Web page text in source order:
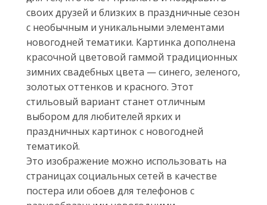
своих друзей и близких в праздничные сезон
с необычным и уникальными элементами
новогодней тематики. Картинка дополнена
красочной цветовой гаммой традиционных
зимних свадебных цвета — синего, зеленого,
золотых оттенков и красного. Этот
стильовый вариант станет отличным
выбором для любителей ярких и
праздничных картинок с новогодней
тематикой.
Это изображение можно использовать на
страницах социальных сетей в качестве
постера или обоев для телефонов с